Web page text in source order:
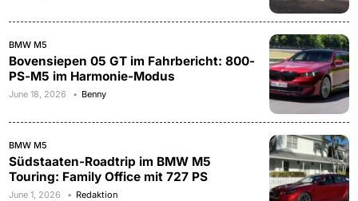
BMW M5
Bovensiepen 05 GT im Fahrbericht: 800-
PS-M5 im Harmonie-Modus
June 18, 2026 Benny
BMW M5
Südstaaten-Roadtrip im BMW M5
Touring: Family Office mit 727 PS
June 1, 2026 Redaktion